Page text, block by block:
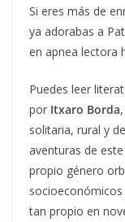
Si eres más de
ya adorabas a
en apnea lectora
Puedes leer
por Itxaro Borda
solitaria, rural y
aventuras de
propio género
tan propio en